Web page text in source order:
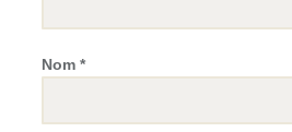
Nom *